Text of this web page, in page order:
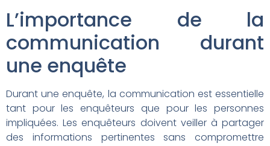
L’importance de la
communication durant
une enquête
Durant une enquête, la communication est essentielle
tant pour les enquêteurs que pour les personnes
impliquées. Les enquêteurs doivent veiller à partager
des informations pertinentes sans compromettre